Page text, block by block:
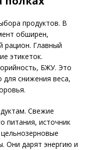
продуктов. В
обширен,
рацион. Главный
этикеток.
БЖУ. Это
снижения веса,
Свежие
питания, источник
Они дарят энергию и